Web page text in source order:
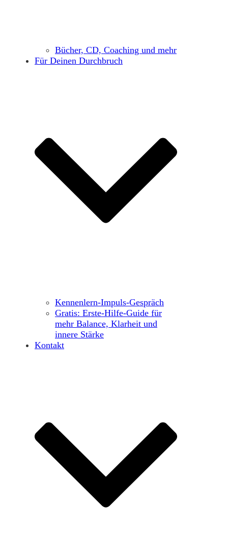
Bücher, CD, Coaching und mehr
Für Deinen Durchbruch
Kennenlern-Impuls-Gespräch
Gratis: Erste-Hilfe-Guide für
mehr Balance, Klarheit und
innere Stärke
Kontakt